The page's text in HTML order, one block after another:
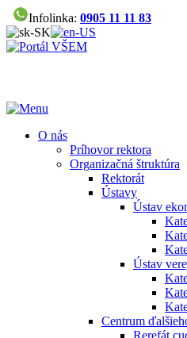
Infolinka: 0905 11 11 83
O nás
Príhovor rektora
Organizačná štruktúra
Rektorát
Ústavy
Ústav
Ústav
Centrum
Rerefát